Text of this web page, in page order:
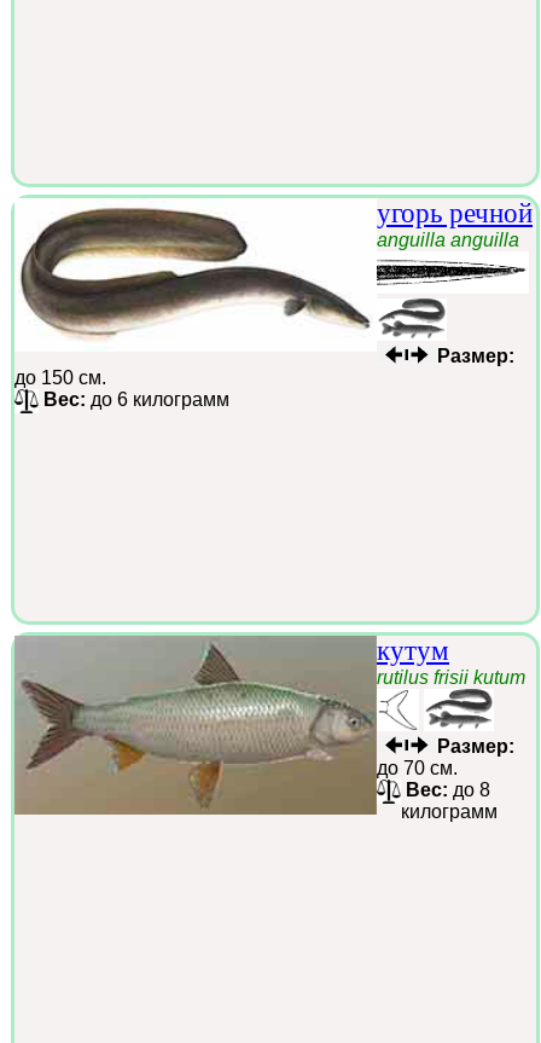
угорь речной
anguilla anguilla
Размер:
до 150 см.
Вес: до 6 килограмм
кутум
rutilus frisii kutum
Размер:
до 70 см.
Вес: до 8
килограмм